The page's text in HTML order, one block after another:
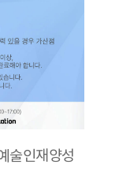
술인재양성